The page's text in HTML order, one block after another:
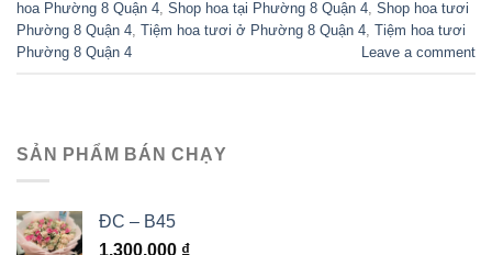
hoa Phường 8 Quận 4 Shop hoa tại Phường 8 Quận 4 Shop hoa tươi
Phường 8 Quận 4 Tiệm hoa tươi ở Phường 8 Quận 4 Tiệm hoa tươi
Phường 8 Quận 4
Leave a comment
SẢN PHẨM BÁN CHẠY
ĐC – B45
1.300.000 ₫